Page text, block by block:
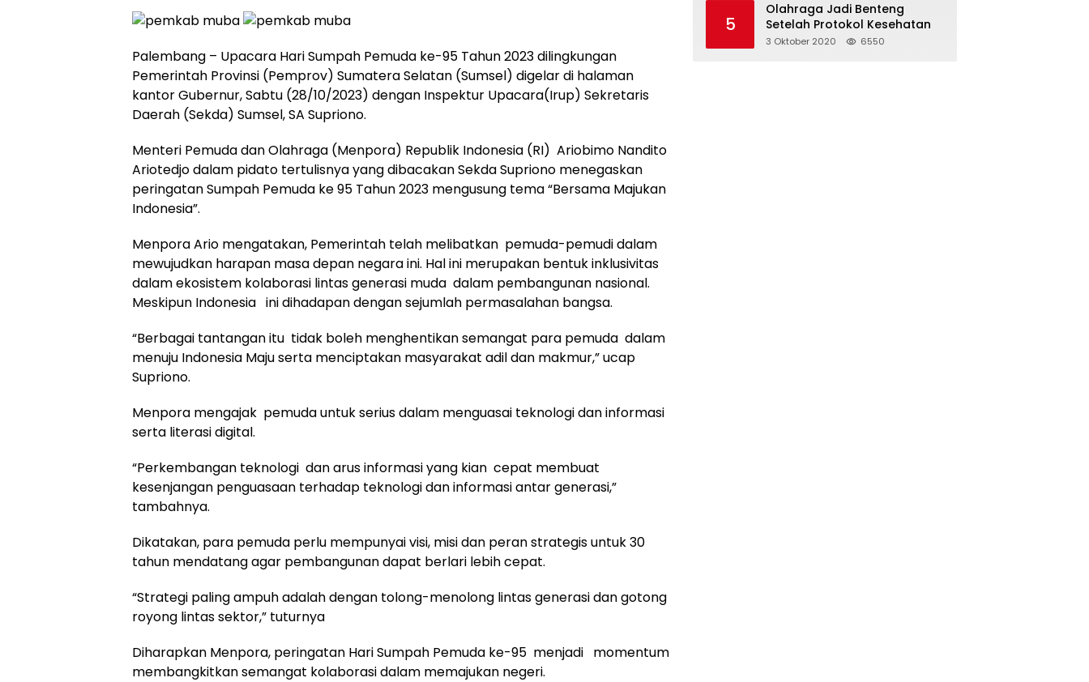
Palembang – Upacara Hari Sumpah Pemuda ke-95 Tahun 2023 dilingkungan
Pemerintah Provinsi (Pemprov) Sumatera Selatan (Sumsel) digelar di halaman
kantor Gubernur, Sabtu (28/10/2023) dengan Inspektur Upacara(Irup) Sekretaris
Daerah (Sekda) Sumsel, SA Supriono.
Menteri Pemuda dan Olahraga (Menpora) Republik Indonesia (RI) Ariobimo Nandito
Ariotedjo dalam pidato tertulisnya yang dibacakan Sekda Supriono menegaskan
peringatan Sumpah Pemuda ke 95 Tahun 2023 mengusung tema “Bersama Majukan
Indonesia”.
Menpora Ario mengatakan, Pemerintah telah melibatkan pemuda-pemudi dalam
mewujudkan harapan masa depan negara ini. Hal ini merupakan bentuk inklusivitas
dalam ekosistem kolaborasi lintas generasi muda dalam pembangunan nasional.
Meskipun Indonesia ini dihadapan dengan sejumlah permasalahan bangsa.
“Berbagai tantangan itu tidak boleh menghentikan semangat para pemuda dalam
menuju Indonesia Maju serta menciptakan masyarakat adil dan makmur,” ucap
Supriono.
Menpora mengajak pemuda untuk serius dalam menguasai teknologi dan informasi
serta literasi digital.
“Perkembangan teknologi dan arus informasi yang kian cepat membuat
kesenjangan penguasaan terhadap teknologi dan informasi antar generasi,”
tambahnya.
Dikatakan, para pemuda perlu mempunyai visi, misi dan peran strategis untuk 30
tahun mendatang agar pembangunan dapat berlari lebih cepat.
“Strategi paling ampuh adalah dengan tolong-menolong lintas generasi dan gotong
royong lintas sektor,” tuturnya
Diharapkan Menpora, peringatan Hari Sumpah Pemuda ke-95 menjadi momentum
membangkitkan semangat kolaborasi dalam memajukan negeri.
5
Olahraga Jadi Benteng
Setelah Protokol Kesehatan
3 Oktober 2020 6550